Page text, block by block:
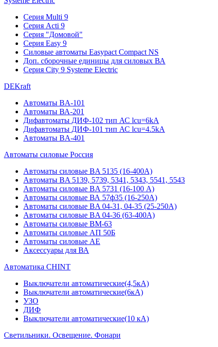
Серия Multi 9
Серия Acti 9
Серия "Домовой"
Серия Easy 9
Силовые автоматы Easypact Compact NS
Доп. сборочные единицы для силовых ВА
Серия City 9 Systeme Electric
DEKraft
Автоматы BA-101
Автоматы ВА-201
Дифавтоматы ДИФ-102 тип АС lcu=6kA
Дифавтоматы ДИФ-101 тип АС lcu=4.5kA
Автоматы BA-401
Автоматы силовые Россия
Автоматы силовые BA 5135 (16-400А)
Автоматы BA 5139, 5739, 5341, 5343, 5541, 5543
Автоматы силовые BA 5731 (16-100 А)
Автоматы силовые ВА 57ф35 (16-250А)
Автоматы силовые BA 04-31, 04-35 (25-250А)
Автоматы силовые BA 04-36 (63-400А)
Автоматы силовые ВМ-63
Автоматы силовые АП 50Б
Автоматы силовые АЕ
Аксессуары для ВА
Автоматика CHINT
Выключатели автоматические(4,5кА)
Выключатели автоматические(6кА)
УЗО
ДИФ
Выключатели автоматические(10 кА)
Светильники. Освещение. Фонари